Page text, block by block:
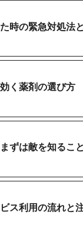
時の緊急対処法
く薬剤の選び方
ずは敵を知るこ
ス利用の流れと